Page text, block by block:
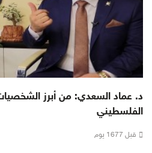
د. عماد السعدي: من أبرز
الفلسطيني
قبل 1677 يوم